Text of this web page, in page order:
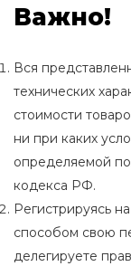
Важно!
Вся
технических
стоимости
ни при каких
определяемой
кодекса РФ.
Регистрируясь
способом свою
делегируете